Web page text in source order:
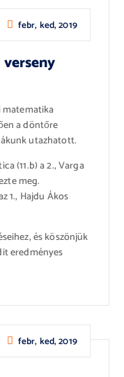
febr, ked, 2019
matematika
a döntőre
utazhatott.
(11.b) a 2., Varga
meg.
1., Hajdu Ákos
és köszönjük
eredményes
febr, ked, 2019